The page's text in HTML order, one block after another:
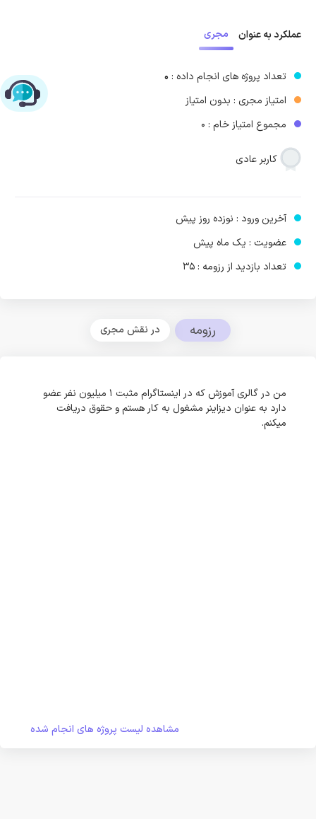
عملکرد به عنوان مجری
تعداد پروژه های انجام داده : 0
امتیاز مجری : بدون امتیاز
مجموع امتیاز خام : 0
کاربر عادی
آخرین ورود : نوزده روز پیش
عضویت : یک ماه پیش
تعداد بازدید از رزومه : 35
رزومه در نقش مجری
من در گالری آموزش که در اینستاگرام مثبت ۱ میلیون نفر عضو
دارد به عنوان دیزاینر مشغول به کار هستم و حقوق دریافت
میکنم.
مشاهده لیست پروژه های انجام شده
چت با پشتیبانی پارس‌کدرز